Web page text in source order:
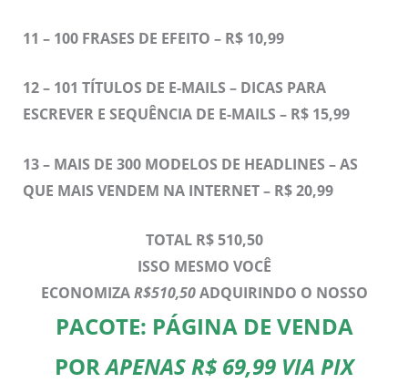
11 – 100 FRASES DE EFEITO – R$ 10,99
12 – 101 TÍTULOS DE E-MAILS – DICAS PARA
ESCREVER E SEQUÊNCIA DE E-MAILS – R$ 15,99
13 – MAIS DE 300 MODELOS DE HEADLINES – AS
QUE MAIS VENDEM NA INTERNET – R$ 20,99
TOTAL R$ 510,50
ISSO MESMO VOCÊ
ECONOMIZAR$510,50ADQUIRINDO O NOSSO
PACOTE: PÁGINA DE VENDA
PORAPENAS R$ 69,99 VIA PIX